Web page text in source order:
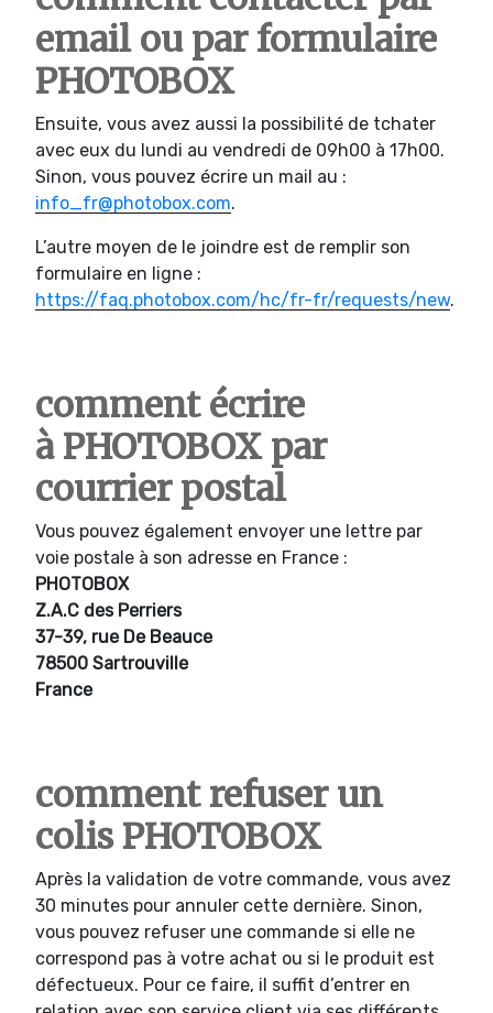
email ou par formulaire
PHOTOBOX
Ensuite, vous avez aussi la possibilité de tchater
avec eux du lundi au vendredi de 09h00 à 17h00.
Sinon, vous pouvez écrire un mail au :
info_fr@photobox.com.
L’autre moyen de le joindre est de remplir son
formulaire en ligne :
https://faq.photobox.com/hc/fr-fr/requests/new.
comment écrire
à PHOTOBOX par
courrier postal
Vous pouvez également envoyer une lettre par
voie postale à son adresse en France :
PHOTOBOX
Z.A.C des Perriers
37-39, rue De Beauce
78500 Sartrouville
France
comment refuser un
colis PHOTOBOX
Après la validation de votre commande, vous avez
30 minutes pour annuler cette dernière. Sinon,
vous pouvez refuser une commande si elle ne
correspond pas à votre achat ou si le produit est
défectueux. Pour ce faire, il suffit d’entrer en